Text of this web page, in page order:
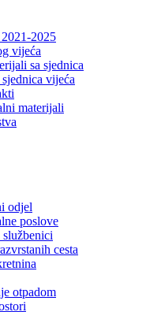
2025
vijeća
sa sjednica
vijeća
materijali
odjel
poslove
cesta
otpadom